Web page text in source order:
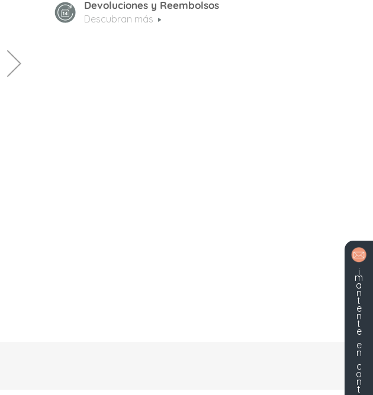
Devoluciones y Reembolsos
Descubran más
¡
m
a
n
t
e
n
t
e
e
n
c
o
n
t